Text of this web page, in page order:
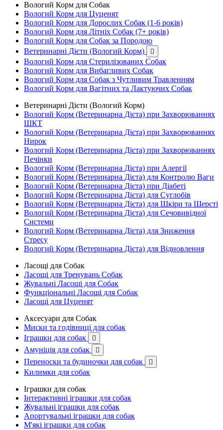
Вологий Корм для Собак
Вологий Корм для Цуценят
Вологий Корм для Дорослих Собак (1-6 років)
Вологий Корм для Літніх Собак (7+ років)
Вологий Корм для Собак за Породою
Ветеринарні Дієти (Вологий Корм)

Вологий Корм для Стерилізованих Собак
Вологий Корм для Вибагливих Собак
Вологий Корм для Собак з Чутливим Травленням
Вологий Корм для Вагітних та Лактуючих Собак
Ветеринарні Дієти (Вологий Корм)
Вологий Корм (Ветеринарна Дієта) при Захворюваннях
ШКТ
Вологий Корм (Ветеринарна Дієта) при Захворюваннях
Нирок
Вологий Корм (Ветеринарна Дієта) при Захворюваннях
Печінки
Вологий Корм (Ветеринарна Дієта) при Алергії
Вологий Корм (Ветеринарна Дієта) для Контролю Ваги
Вологий Корм (Ветеринарна Дієта) при Діабеті
Вологий Корм (Ветеринарна Дієта) для Суглобів
Вологий Корм (Ветеринарна Дієта) для Шкіри та Шерсті
Вологий Корм (Ветеринарна Дієта) для Сечовивідної
Системи
Вологий Корм (Ветеринарна Дієта) для Зниження
Стресу
Вологий Корм (Ветеринарна Дієта) для Відновлення
Ласощі для Собак
Ласощі для Тренувань Собак
Жувальні Ласощі для Собак
Функціональні Ласощі для Собак
Ласощі для Цуценят
Аксесуари для Собак
Миски та годівниці для собак
Іграшки для собак

Амуніція для собак 
Переноски та будиночки для собак 
Килимки для собак
Іграшки для собак
Інтерактивні іграшки для собак
Жувальні іграшки для собак
Апортувальні іграшки для собак
М'які іграшки для собак